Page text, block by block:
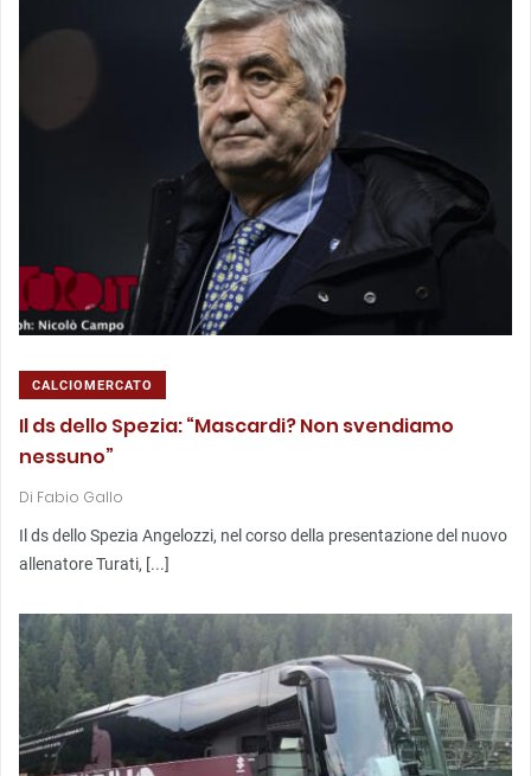
CALCIOMERCATO
Il ds dello Spezia: “Mascardi? Non svendiamo
nessuno”
Di Fabio Gallo
Il ds dello Spezia Angelozzi, nel corso della presentazione del nuovo
allenatore Turati, [...]